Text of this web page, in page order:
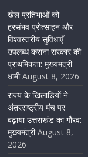
खेल प्रतिभाओं को
हरसंभव प्रोत्साहन और
विश्वस्तरीय सुविधाएँ
उपलब्ध कराना सरकार की
प्राथमिकता: मुख्यमंत्री
धामी August 8, 2026
राज्य के खिलाड़ियों ने
अंतरराष्ट्रीय मंच पर
बढ़ाया उत्तराखंड का गौरव:
मुख्यमंत्री August 8,
2026